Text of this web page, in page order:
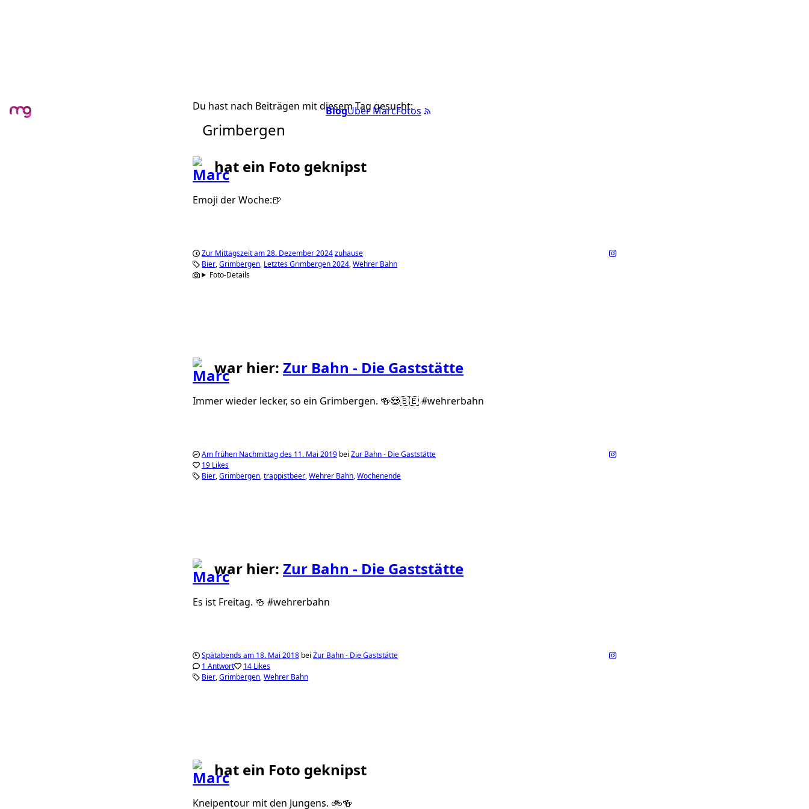
BlogÜber MarcFotos
Du hast nach Beiträgen mit diesem Tag gesucht:
Grimbergen
hat ein Foto geknipst
Emoji der Woche:🍺
Zur Mittagszeit am 28. Dezember 2024zuhause
Bier Grimbergen Letztes Grimbergen 2024 Wehrer Bahn
Foto-Details
war hier: Zur Bahn - Die Gaststätte
Immer wieder lecker, so ein Grimbergen. 🍻😍🇧🇪 #wehrerbahn
Am frühen Nachmittag des 11. Mai 2019 bei Zur Bahn - Die Gaststätte
19 Likes
Bier Grimbergen trappistbeer Wehrer Bahn Wochenende
war hier: Zur Bahn - Die Gaststätte
Es ist Freitag. 🍻 #wehrerbahn
Spätabends am 18. Mai 2018 bei Zur Bahn - Die Gaststätte
1 Antwort
14 Likes
Bier Grimbergen Wehrer Bahn
hat ein Foto geknipst
Kneipentour mit den Jungens. 🚲🍻